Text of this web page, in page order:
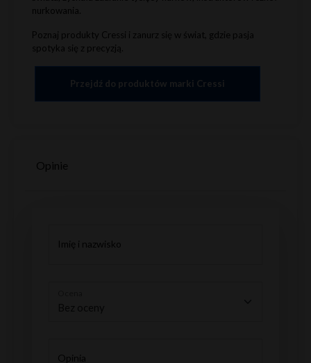
nurkowania.
Poznaj produkty Cressi i zanurz się w świat, gdzie pasja
spotyka się z precyzją.
Przejdź do produktów marki Cressi
Opinie
Imię i nazwisko
Opinia